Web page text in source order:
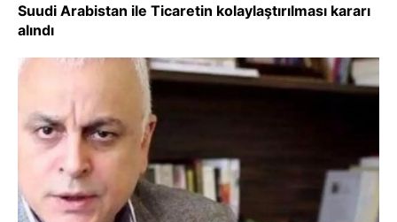
Suudi Arabistan ile Ticaretin kolaylaştırılması kararı
alındı